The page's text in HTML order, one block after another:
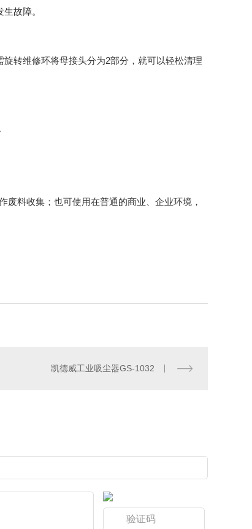
故障。
转维修环将母接头分为2部分，就可以轻松清理
料收集；也可使用在普通的商业、企业环境，
凯德威工业吸尘器GS-1032